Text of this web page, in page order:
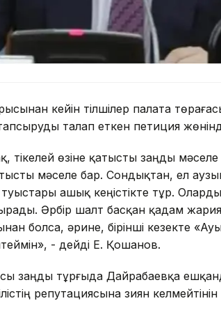
кейін тілшілер палата
талап еткен петиция
тікелей өзіне қатысты заңды
мәселе бар. Сондықтан, ел
ашық кеңістікте тұр.
Әрбір шалт басқан қадам
болса, әрине, бірінші кезекте
- дейді Е. Қошанов.
заңды тұрғыда Дайрабаевқа
репутациясына зиян